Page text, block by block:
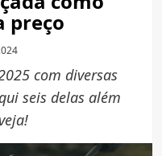
preço
com diversas
seis delas além